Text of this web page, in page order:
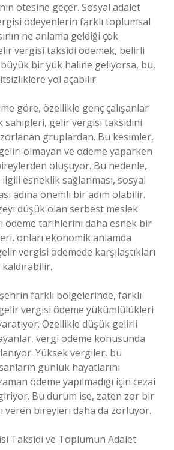
ötesine geçer. Sosyal adalet
ödeyenlerin farklı toplumsal
ne anlama geldiği çok
vergisi taksidi ödemek, belirli
bir yük haline geliyorsa, bu,
yol açabilir.
göre, özellikle genç çalışanlar
sahipleri, gelir vergisi taksidini
gruplardan. Bu kesimler,
olmayan ve ödeme yaparken
oluşuyor. Bu nedenle,
esneklik sağlanması, sosyal
adına önemli bir adım olabilir.
düşük olan serbest meslek
ödeme tarihlerini daha esnek bir
onları ekonomik anlamda
vergisi ödemede karşılaştıkları
farklı bölgelerinde, farklı
vergisi ödeme yükümlülükleri
Özellikle düşük gelirli
vergi ödeme konusunda
Yüksek vergiler, bu
günlük hayatlarını
ödeme yapılmadığı için cezai
Bu durum ise, zaten zor bir
veren bireyleri daha da zorluyor.
Taksidi ve Toplumun Adalet